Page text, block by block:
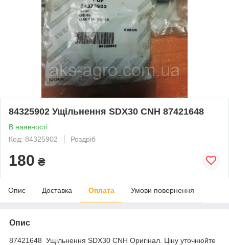
84325902 Ущільнення SDX30 CNH 87421648
В наявності
Код: 84325902
Роздріб
180 ₴
Опис Доставка Оплата Умови повернення
Опис
87421648 Ущільнення SDX30 CNH Оригінал. Ціну уточнюйте